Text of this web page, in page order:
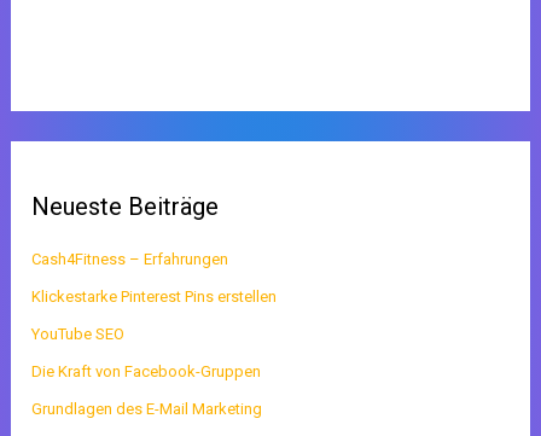
Neueste Beiträge
Cash4Fitness – Erfahrungen
Klickestarke Pinterest Pins erstellen
YouTube SEO
Die Kraft von Facebook-Gruppen
Grundlagen des E-Mail Marketing